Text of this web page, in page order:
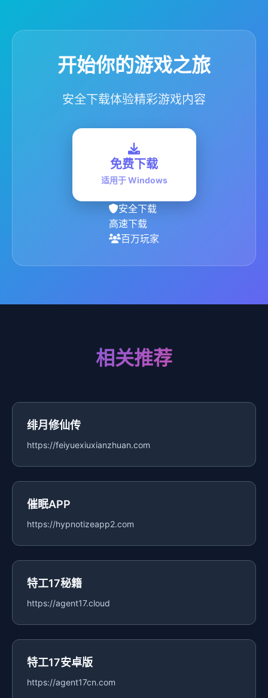
开始你的游戏之旅
安全下载体验精彩游戏内容
免费下载
适用于 Windows
安全下载
高速下载
百万玩家
相关推荐
绯月修仙传
https://feiyuexiuxianzhuan.com
催眠APP
https://hypnotizeapp2.com
特工17秘籍
https://agent17.cloud
特工17安卓版
https://agent17cn.com